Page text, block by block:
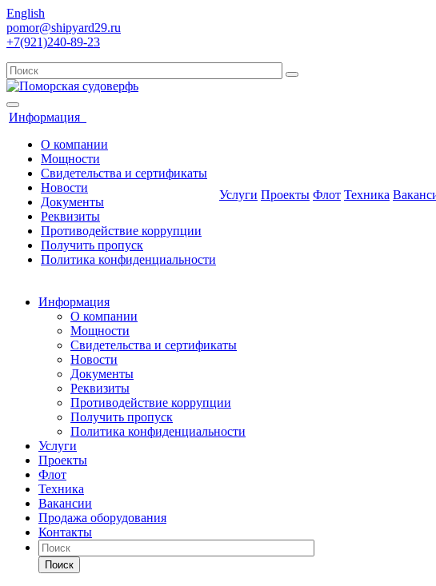
English
pomor@shipyard29.ru
+7(921)240-89-23
Информация
О компании
Мощности
Свидетельства и сертификаты
Новости
Документы
Реквизиты
Противодействие коррупции
Получить пропуск
Политика конфиденциальности
Услуги Проекты Флот Техника
Информация
О компании
Мощности
Свидетельства и сертификаты
Новости
Документы
Реквизиты
Противодействие коррупции
Получить пропуск
Политика конфиденциальности
Услуги
Проекты
Флот
Техника
Вакансии
Продажа оборудования
Контакты
Поиск